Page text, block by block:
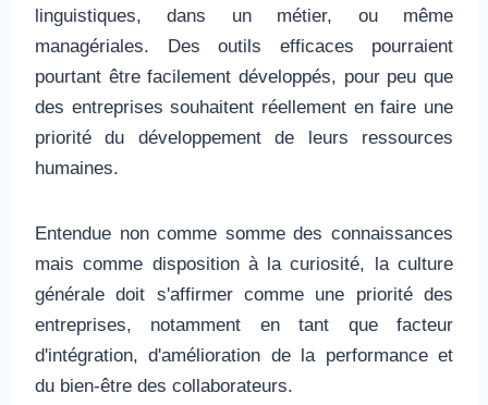
linguistiques, dans un métier, ou même
managériales. Des outils efficaces pourraient
pourtant être facilement développés, pour peu que
des entreprises souhaitent réellement en faire une
priorité du développement de leurs ressources
humaines.
Entendue non comme somme des connaissances
mais comme disposition à la curiosité, la culture
générale doit s'affirmer comme une priorité des
entreprises, notamment en tant que facteur
d'intégration, d'amélioration de la performance et
du bien-être des collaborateurs.